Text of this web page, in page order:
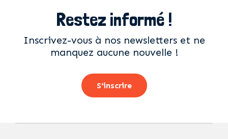
Restez informé !
Inscrivez-vous à nos newsletters et ne
manquez aucune nouvelle !
S'inscrire